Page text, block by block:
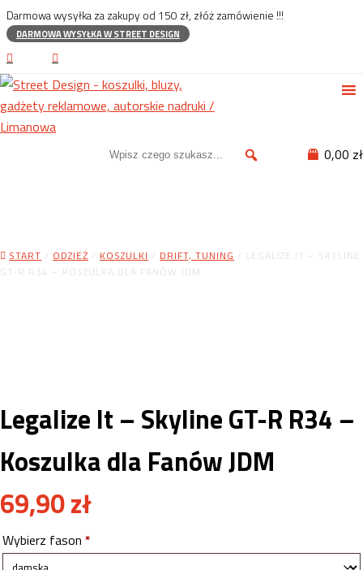
Darmowa wysyłka za zakupy od 150 zł, złóż zamówienie !!!
DARMOWA WYSYŁKA W STREET DESIGN
0,00 zł
START / ODZIEŻ / KOSZULKI / DRIFT, TUNING / LEGALIZE IT – SKYLINE
GT-R R34 – KOSZULKA DLA FANÓW JDM
Legalize It – Skyline GT-R R34 –
Koszulka dla Fanów JDM
69,90zł
Wybierz fason *